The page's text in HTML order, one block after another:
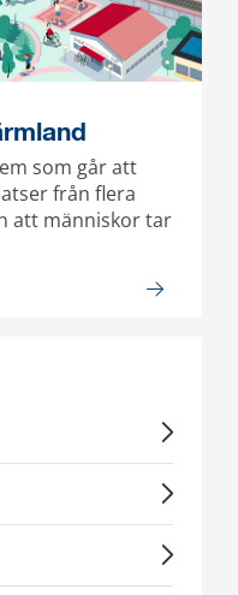
som går att
från flera
att människor tar